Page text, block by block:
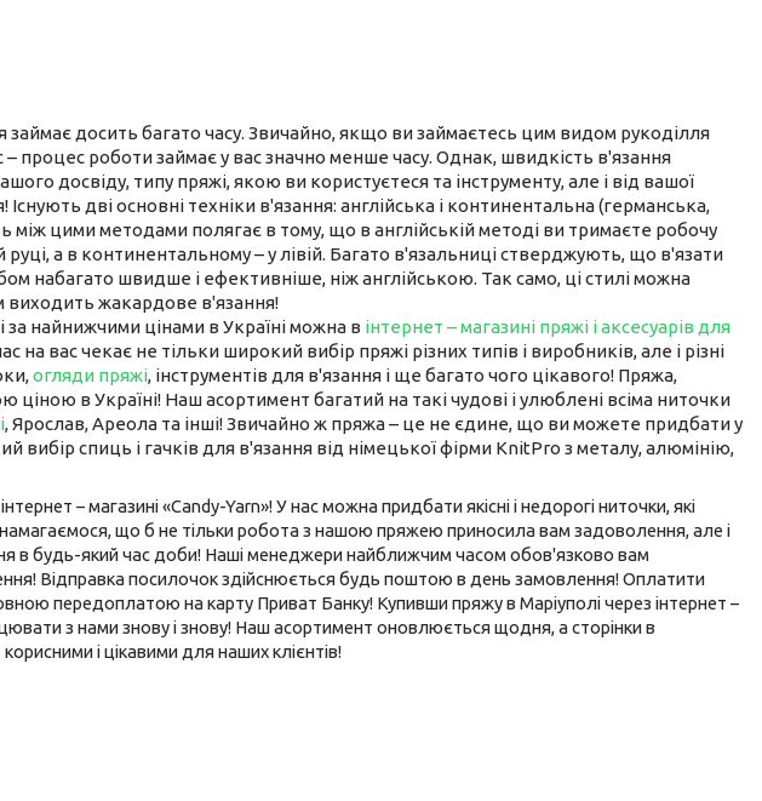
займає досить багато часу. Звичайно, якщо ви займаєтесь цим видом рукоділля
процес роботи займає у вас значно менше часу. Однак, швидкість в'язання
досвіду, типу пряжі, якою ви користуєтеся та інструменту, але і від вашої
Існують дві основні техніки в'язання: англійська і континентальна (германська,
між цими методами полягає в тому, що в англійській методі ви тримаєте робочу
руці, а в континентальному – у лівій. Багато в'язальниці стверджують, що в'язати
набагато швидше і ефективніше, ніж англійською. Так само, ці стилі можна
виходить жакардове в'язання!
за найнижчими цінами в Україні можна в інтернет – магазині пряжі і аксесуарів для
на вас чекає не тільки широкий вибір пряжі різних типів і виробників, але і різні
огляди пряжі, інструментів для в'язання і ще багато чого цікавого! Пряжа,
в Україні! Наш асортимент багатий на такі чудові і улюблені всіма ниточки
, Ярослав, Ареола та інші! Звичайно ж пряжа – це не єдине, що ви можете придбати у
спиць і гачків для в'язання від німецької фірми KnitPro з металу, алюмінію,
– магазині «Candy-Yarn»! У нас можна придбати якісні і недорогі ниточки, які
що б не тільки робота з нашою пряжею приносила вам задоволення, але і
в будь-який час доби! Наші менеджери найближчим часом обов'язково вам
Відправка посилочок здійснюється будь поштою в день замовлення! Оплатити
передоплатою на карту Приват Банку! Купивши пряжу в Маріуполі через інтернет –
з нами знову і знову! Наш асортимент оновлюється щодня, а сторінки в
і цікавими для наших клієнтів!